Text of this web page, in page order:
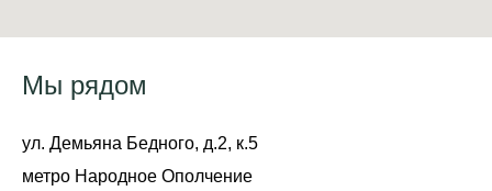
Мы рядом
ул. Демьяна Бедного, д.2, к.5
метро Народное Ополчение